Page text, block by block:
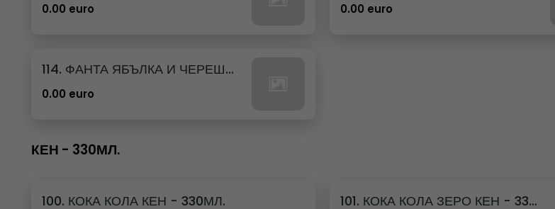
0.00 euro 0.00 euro
114. ФАНТА ЯБЪЛКА И ЧЕРЕША КЕН - 250МЛ.
0.00 euro
КЕН - 330МЛ.
100. КОКА КОЛА КЕН - 330МЛ. 101. КОКА КОЛА ЗЕРО КЕН - 330МЛ.